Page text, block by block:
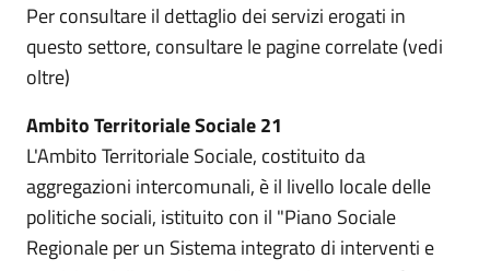
Per consultare il dettaglio dei servizi erogati in
questo settore, consultare le pagine correlate (vedi
oltre)
Ambito Territoriale Sociale 21
L'Ambito Territoriale Sociale, costituito da
aggregazioni intercomunali, è il livello locale delle
politiche sociali, istituito con il "Piano Sociale
Regionale per un Sistema integrato di interventi e